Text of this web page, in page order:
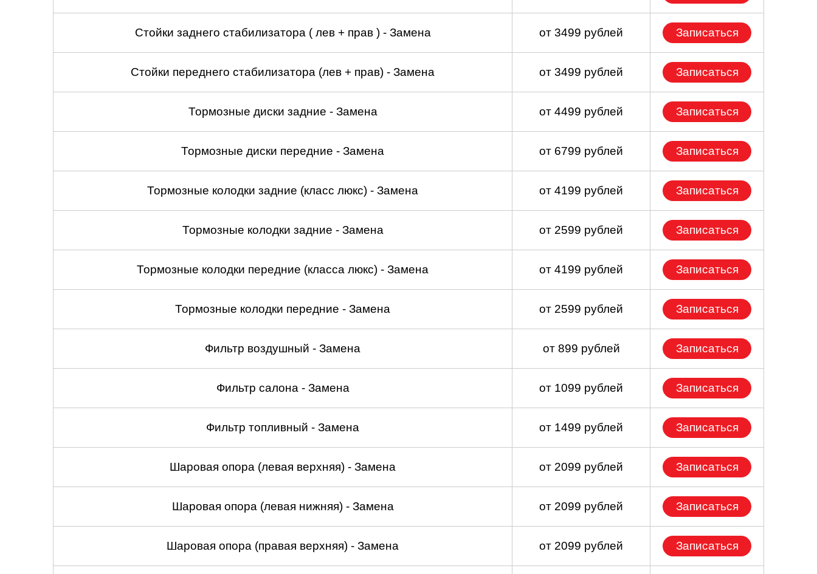
Стойки заднего стабилизатора ( лев + прав ) - Замена от 3499 рублей Записаться
Стойки переднего стабилизатора (лев + прав) - Замена от 3499 рублей Записаться
Тормозные диски задние - Замена от 4499 рублей Записаться
Тормозные диски передние - Замена от 6799 рублей Записаться
Тормозные колодки задние (класс люкс) - Замена от 4199 рублей Записаться
Тормозные колодки задние - Замена от 2599 рублей Записаться
Тормозные колодки передние (класса люкс) - Замена от 4199 рублей Записаться
Тормозные колодки передние - Замена от 2599 рублей Записаться
Фильтр воздушный - Замена от 899 рублей Записаться
Фильтр салона - Замена от 1099 рублей Записаться
Фильтр топливный - Замена от 1499 рублей Записаться
Шаровая опора (левая верхняя) - Замена от 2099 рублей Записаться
Шаровая опора (левая нижняя) - Замена от 2099 рублей Записаться
Шаровая опора (правая верхняя) - Замена от 2099 рублей Записаться